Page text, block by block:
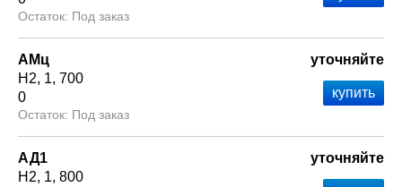
Под заказ
АМц
Н2 1 700
0
Под заказ
уточняйте
АД1
Н2 1 800
уточняйте